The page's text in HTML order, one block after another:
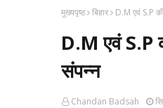
मुख्यपृष्ठ बिहार D.M एवं S.P
D.M एवं S.P
संपन्न
Chandan Badsah